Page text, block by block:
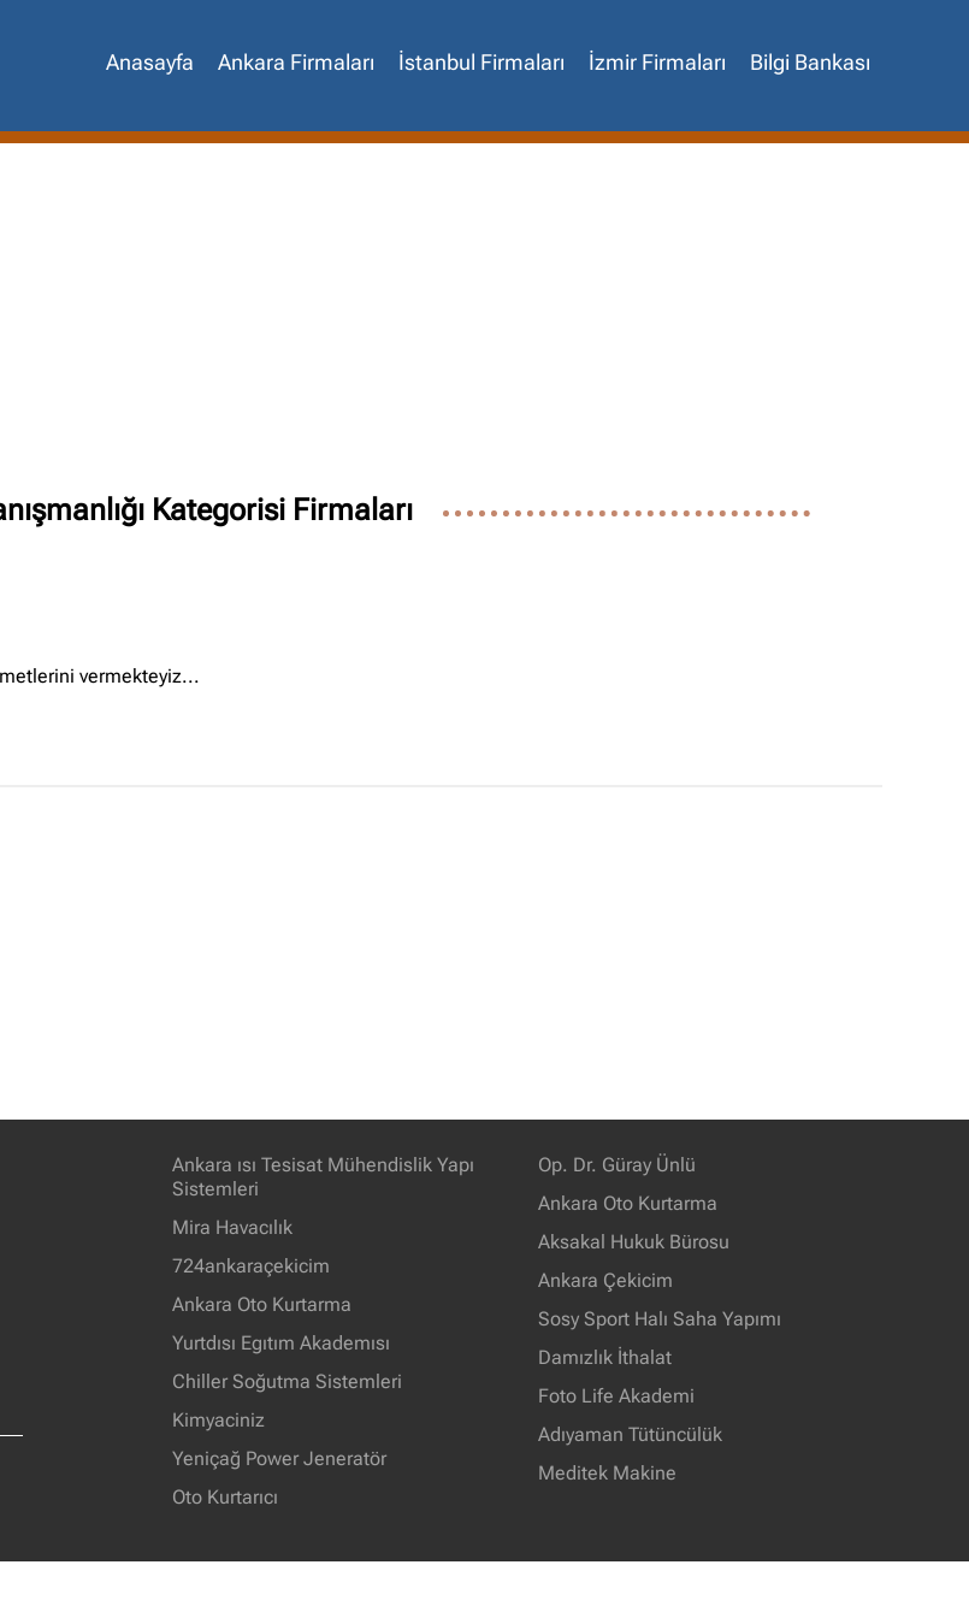
Anasayfa Ankara Firmaları İstanbul Firmaları İzmir Firmaları Bilgi Bankası
Kategorisi Firmaları
vermekteyiz...
Ankara ısı Tesisat Mühendislik Yapı
Sistemleri
Mira Havacılık
724ankaraçekicim
Ankara Oto Kurtarma
Yurtdısı Egıtım Akademısı
Chiller Soğutma Sistemleri
Kimyaciniz
Yeniçağ Power Jeneratör
Oto Kurtarıcı
Op. Dr. Güray Ünlü
Ankara Oto Kurtarma
Aksakal Hukuk Bürosu
Ankara Çekicim
Sosy Sport Halı Saha Yapımı
Damızlık İthalat
Foto Life Akademi
Adıyaman Tütüncülük
Meditek Makine